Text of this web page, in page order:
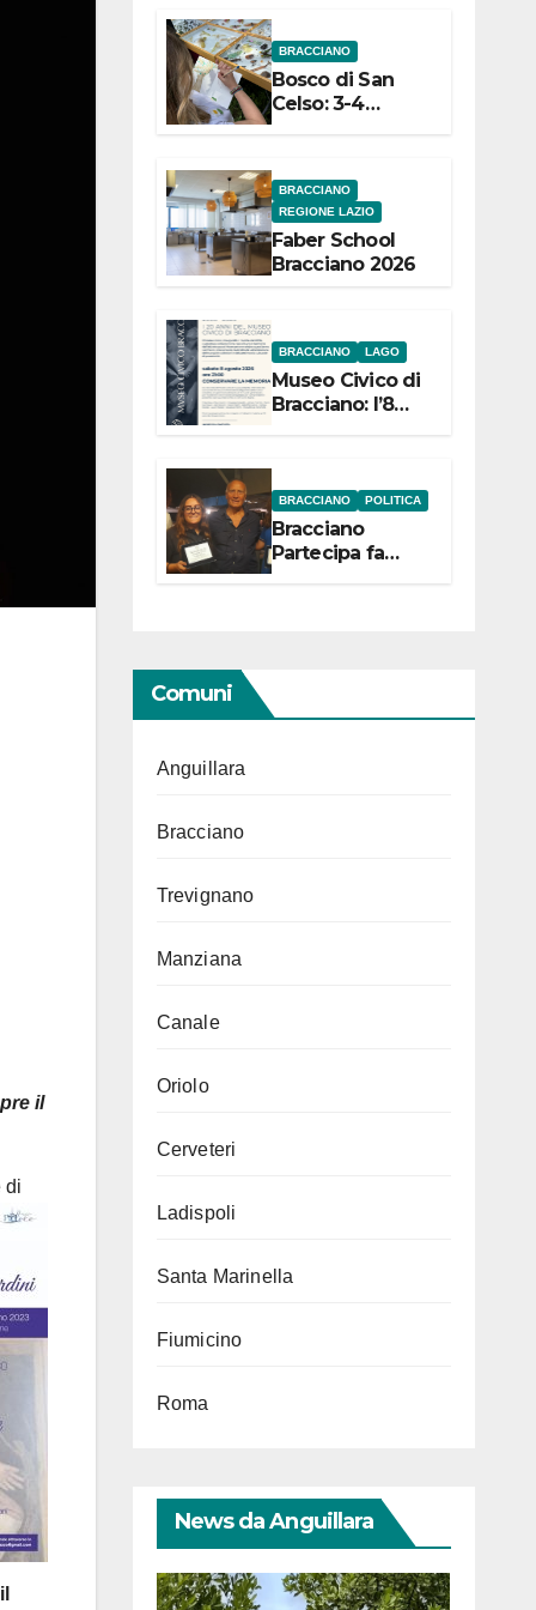
il
di
dell’Etruria
Meridionale
BRACCIANO
Bosco di San
Celso: 3-4
settembre
Festival “Storie
in cielo e in
terra”
BRACCIANO
REGIONE LAZIO
Faber School
Bracciano 2026
BRACCIANO LAGO
Museo Civico di
Bracciano: l’8
“Conservare la
memoria”
BRACCIANO POLITICA
Bracciano
Partecipa fa
centro con due
Comuni
Anguillara
Bracciano
Trevignano
Manziana
Canale
Oriolo
Cerveteri
Ladispoli
Santa Marinella
Fiumicino
Roma
News da Anguillara